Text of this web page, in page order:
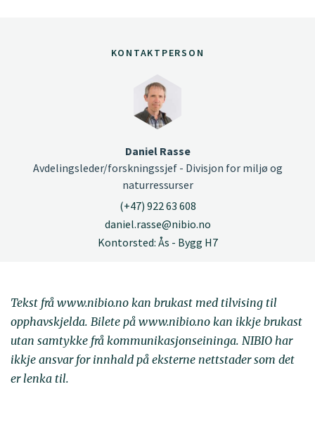
KONTAKTPERSON
Daniel Rasse
Avdelingsleder/forskningssjef - Divisjon for miljø og
naturressurser
(+47) 922 63 608
daniel.rasse@nibio.no
Kontorsted: Ås - Bygg H7
Tekst frå www.nibio.no kan brukast med tilvising til
opphavskjelda. Bilete på www.nibio.no kan ikkje brukast
utan samtykke frå kommunikasjonseininga. NIBIO har
ikkje ansvar for innhald på eksterne nettstader som det
er lenka til.